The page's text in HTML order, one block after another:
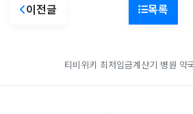
이전글 목록
티비위키 최저임금계산기 병원 약